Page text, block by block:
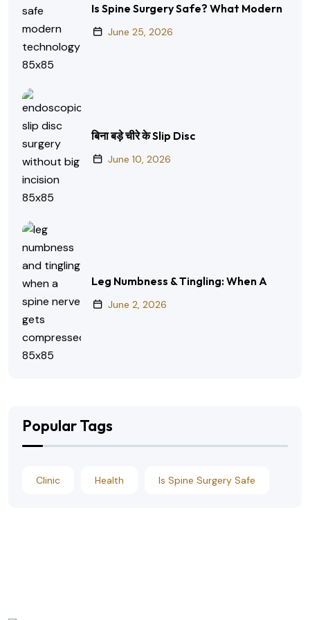
Is Spine Surgery Safe? What Modern
June 25, 2026
बिना बड़े चीरे के Slip Disc
June 10, 2026
Leg Numbness & Tingling: When A
June 2, 2026
Popular Tags
Clinic Health Is Spine Surgery Safe